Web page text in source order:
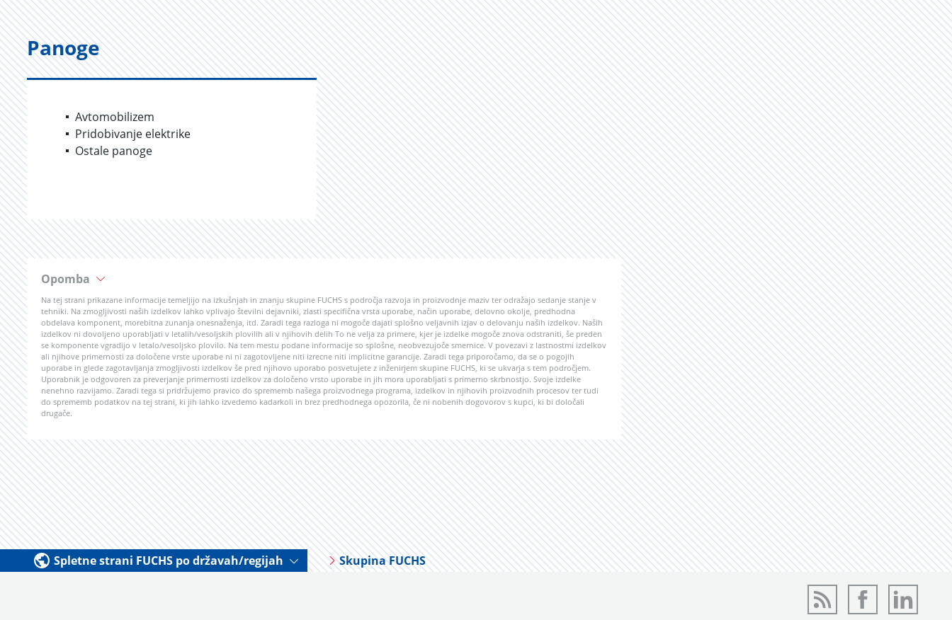
Panoge
Avtomobilizem
Pridobivanje elektrike
Ostale panoge
Opomba
Na tej strani prikazane informacije temeljijo na izkušnjah in znanju skupine FUCHS s področja razvoja in proizvodnje maziv ter odražajo sedanje stanje v
tehniki. Na zmogljivosti naših izdelkov lahko vplivajo številni dejavniki, zlasti specifična vrsta uporabe, način uporabe, delovno okolje, predhodna
obdelava komponent, morebitna zunanja onesnaženja, itd. Zaradi tega razloga ni mogoče dajati splošno veljavnih izjav o delovanju naših izdelkov. Naših
izdelkov ni dovoljeno uporabljati v letalih/vesoljskih plovilih ali v njihovih delih To ne velja za primere, kjer je izdelke mogoče znova odstraniti, še preden
se komponente vgradijo v letalo/vesoljsko plovilo. Na tem mestu podane informacije so splošne, neobvezujoče smernice. V povezavi z lastnostmi izdelkov
ali njihove primernosti za določene vrste uporabe ni ni zagotovljene niti izrecne niti implicitne garancije. Zaradi tega priporočamo, da se o pogojih
uporabe in glede zagotavljanja zmogljivosti izdelkov še pred njihovo uporabo posvetujete z inženirjem skupine FUCHS, ki se ukvarja s tem področjem.
Uporabnik je odgovoren za preverjanje primernosti izdelkov za določeno vrsto uporabe in jih mora uporabljati s primerno skrbnostjo. Svoje izdelke
nenehno razvijamo. Zaradi tega si pridržujemo pravico do sprememb našega proizvodnega programa, izdelkov in njihovih proizvodnih procesov ter tudi
do sprememb podatkov na tej strani, ki jih lahko izvedemo kadarkoli in brez predhodnega opozorila, če ni nobenih dogovorov s kupci, ki bi določali
drugače.
Spletne strani FUCHS po državah/regijah Skupina FUCHS